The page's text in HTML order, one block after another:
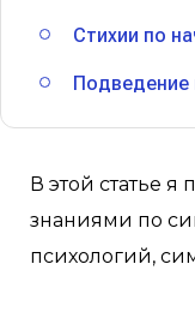
Стихии по
Подведение
В этой статье
знаниями по
психологий,